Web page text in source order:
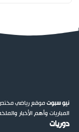
نيو سبوتموقع رياضي مختص
المباريات وأهم الأخبار
دوريات